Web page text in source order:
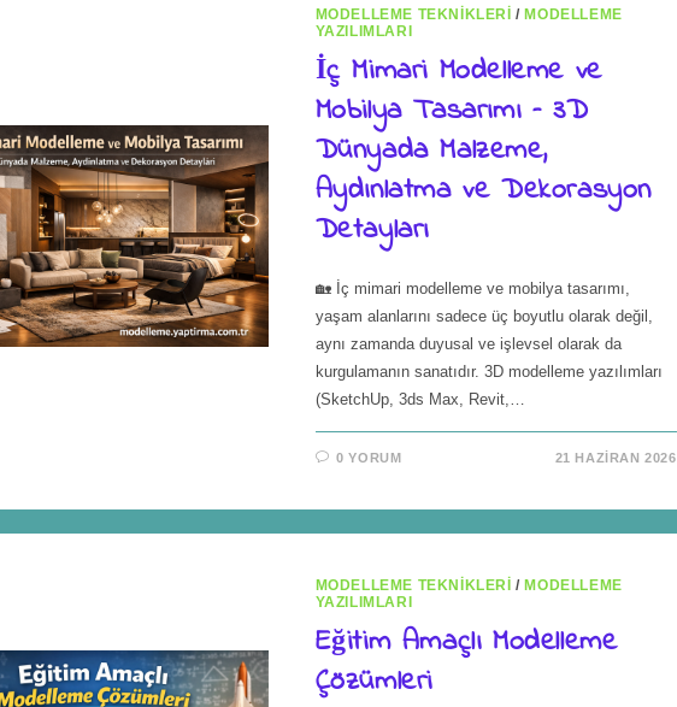
MODELLEME TEKNIKLERI / MODELLEME
YAZILIMLARI
İç Mimari Modelleme ve
Mobilya Tasarımı – 3D
Dünyada Malzeme,
Aydınlatma ve Dekorasyon
Detayları
🏡 İç mimari modelleme ve mobilya tasarımı,
yaşam alanlarını sadece üç boyutlu olarak değil,
aynı zamanda duyusal ve işlevsel olarak da
kurgulamanın sanatıdır. 3D modelleme yazılımları
(SketchUp, 3ds Max, Revit,…
0 YORUM 21 HAZIRAN 2026
MODELLEME TEKNIKLERI / MODELLEME
YAZILIMLARI
Eğitim Amaçlı Modelleme
Çözümleri